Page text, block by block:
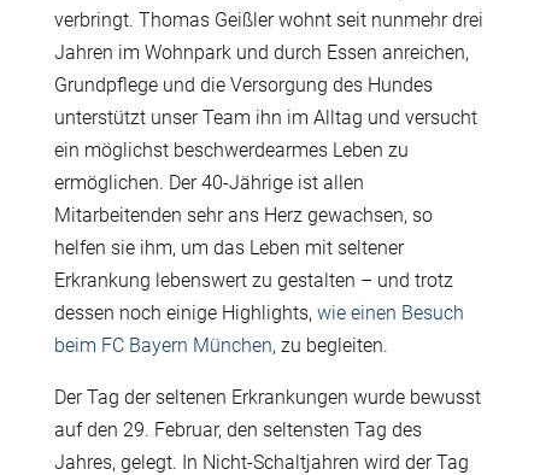
verbringt. Thomas Geißler wohnt seit nunmehr drei
Jahren im Wohnpark und durch Essen anreichen,
Grundpflege und die Versorgung des Hundes
unterstützt unser Team ihn im Alltag und versucht
ein möglichst beschwerdearmes Leben zu
ermöglichen. Der 40-Jährige ist allen
Mitarbeitenden sehr ans Herz gewachsen, so
helfen sie ihm, um das Leben mit seltener
Erkrankung lebenswert zu gestalten – und trotz
dessen noch einige Highlights, wie einen Besuch
beim FC Bayern München, zu begleiten.
Der Tag der seltenen Erkrankungen wurde bewusst
auf den 29. Februar, den seltensten Tag des
Jahres, gelegt. In Nicht-Schaltjahren wird der Tag